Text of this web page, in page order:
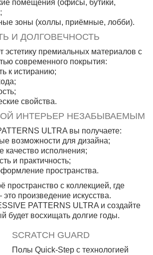
помещения (офисы, бутики,
зоны (холлы, приёмные, лобби).
И ДОЛГОВЕЧНОСТЬ
эстетику премиальных материалов с
современного покрытия:
к истиранию;
свойства.
ИНТЕРЬЕР НЕЗАБЫВАЕМЫМ
ULTRA вы получаете:
возможности для дизайна;
качество исполнения;
и практичность;
пространства.
пространство с коллекцией, где
произведение искусства.
PATTERNS ULTRA и создайте
будет восхищать долгие годы.
SCRATCH GUARD
Полы Quick-Step с технологией